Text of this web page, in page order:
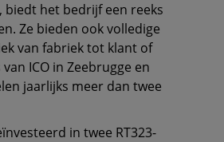
biedt het bedrijf een reeks
Ze bieden ook volledige
van fabriek tot klant of
ICO in Zeebrugge en
jaarlijks meer dan twee
in twee RT323-